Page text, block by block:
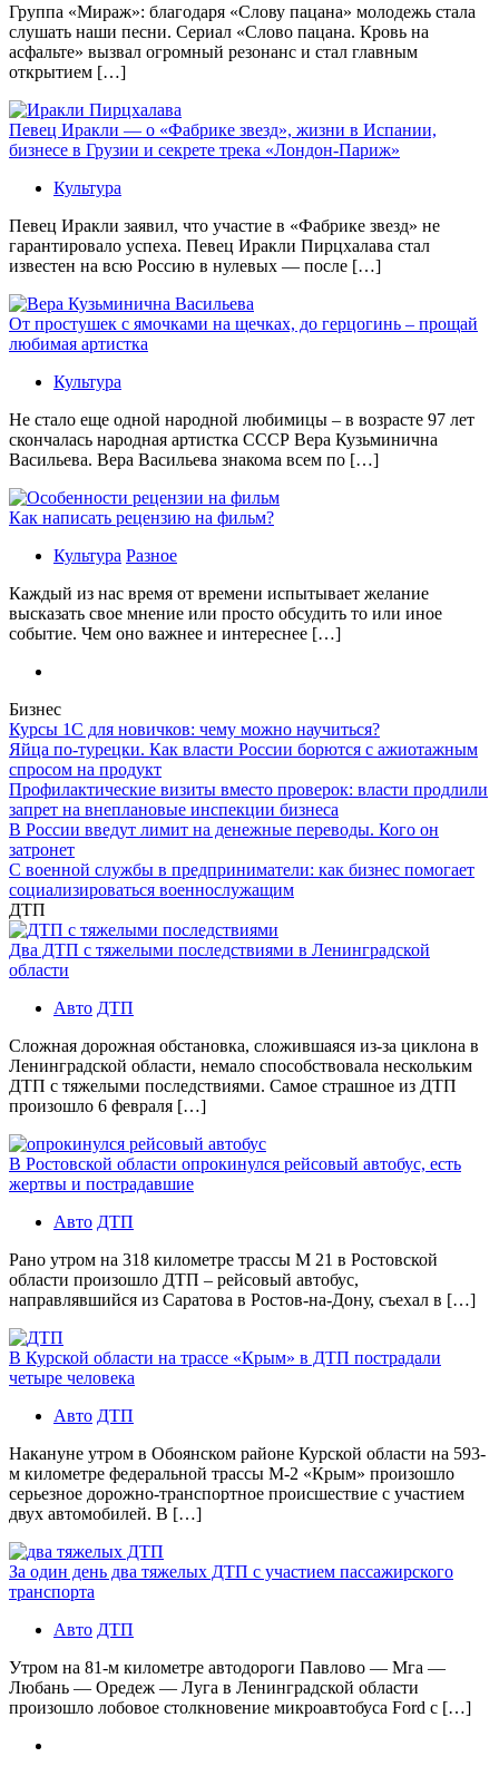
Группа «Мираж»: благодаря «Слову пацана» молодежь стала
слушать наши песни. Сериал «Слово пацана. Кровь на
асфальте» вызвал огромный резонанс и стал главным
открытием […]
Певец Иракли — о «Фабрике звезд», жизни в Испании,
бизнесе в Грузии и секрете трека «Лондон-Париж»
Культура
Певец Иракли заявил, что участие в «Фабрике звезд» не
гарантировало успеха. Певец Иракли Пирцхалава стал
известен на всю Россию в нулевых — после […]
От простушек с ямочками на щечках, до герцогинь – прощай
любимая артистка
Культура
Не стало еще одной народной любимицы – в возрасте 97 лет
скончалась народная артистка СССР Вера Кузьминична
Васильева. Вера Васильева знакома всем по […]
Как написать рецензию на фильм?
Культура Разное
Каждый из нас время от времени испытывает желание
высказать свое мнение или просто обсудить то или иное
событие. Чем оно важнее и интереснее […]
Бизнес
Курсы 1С для новичков: чему можно научиться?
Яйца по-турецки. Как власти России борются с ажиотажным
спросом на продукт
Профилактические визиты вместо проверок: власти продлили
запрет на внеплановые инспекции бизнеса
В России введут лимит на денежные переводы. Кого он
затронет
С военной службы в предприниматели: как бизнес помогает
социализироваться военнослужащим
ДТП
Два ДТП с тяжелыми последствиями в Ленинградской
области
Авто ДТП
Сложная дорожная обстановка, сложившаяся из-за циклона в
Ленинградской области, немало способствовала нескольким
ДТП с тяжелыми последствиями. Самое страшное из ДТП
произошло 6 февраля […]
В Ростовской области опрокинулся рейсовый автобус, есть
жертвы и пострадавшие
Авто ДТП
Рано утром на 318 километре трассы М 21 в Ростовской
области произошло ДТП – рейсовый автобус,
направлявшийся из Саратова в Ростов-на-Дону, съехал в […]
В Курской области на трассе «Крым» в ДТП пострадали
четыре человека
Авто ДТП
Накануне утром в Обоянском районе Курской области на 593-
м километре федеральной трассы М-2 «Крым» произошло
серьезное дорожно-транспортное происшествие с участием
двух автомобилей. В […]
За один день два тяжелых ДТП с участием пассажирского
транспорта
Авто ДТП
Утром на 81-м километре автодороги Павлово — Мга —
Любань — Оредеж — Луга в Ленинградской области
произошло лобовое столкновение микроавтобуса Ford с […]